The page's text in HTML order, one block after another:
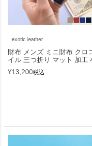
exotic leather
財布 メンズ ミニ財布 クロ
イル 三つ折り マット 加工
¥13,200税込